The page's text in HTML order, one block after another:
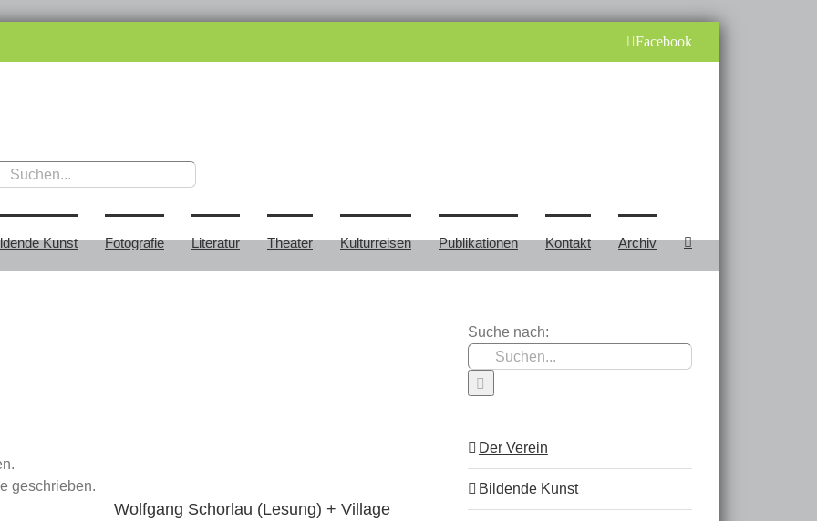
Facebook
Kunst Fotografie Literatur Theater Kulturreisen Publikationen Kontakt Archiv
geschrieben.
Wolfgang Schorlau (Lesung) + Village
Suche nach:
Der Verein
Bildende Kunst